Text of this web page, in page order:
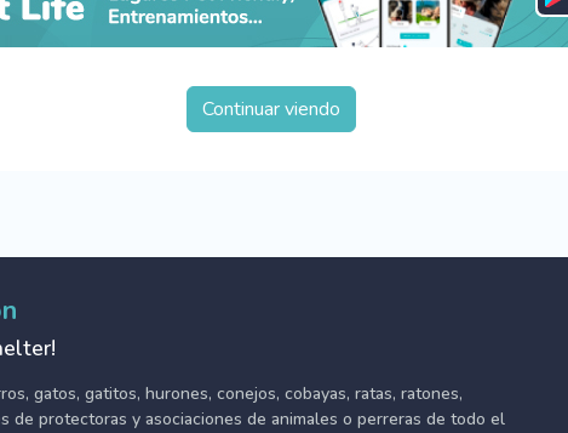
Continuar viendo
gatos, gatitos, hurones, conejos, cobayas, ratas, ratones,
de protectoras y asociaciones de animales o perreras de todo el